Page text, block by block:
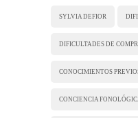
SYLVIA DEFIOR
DIFICULTADES DE
CONOCIMIENTOS
CONCIENCIA